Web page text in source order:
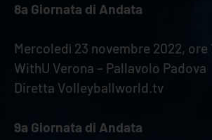
8a Giornata di Andata
Mercoledì 23 novembre 2022, ore
WithU Verona – Pallavolo Padova
Diretta Volleyballworld.tv
9a Giornata di Andata